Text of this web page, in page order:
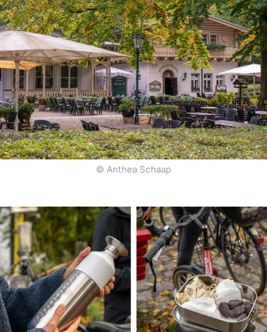
© Anthea Schaap